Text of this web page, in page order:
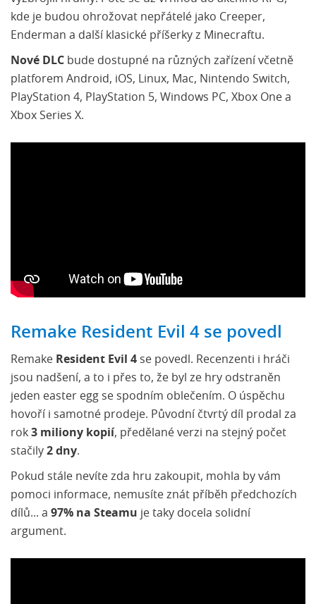
kde je budou ohrožovat nepřátelé jako Creeper,
Enderman a další klasické příšerky z Minecraftu.
Nové DLC bude dostupné na různých zařízení včetně
platforem Android, iOS, Linux, Mac, Nintendo Switch,
PlayStation 4, PlayStation 5, Windows PC, Xbox One a
Xbox Series X.
Remake Resident Evil 4 se povedl
Remake Resident Evil 4 se povedl. Recenzenti i hráči
jsou nadšení, a to i přes to, že byl ze hry odstraněn
jeden easter egg se spodním oblečením. O úspěchu
hovoří i samotné prodeje. Původní čtvrtý díl prodal za
rok 3 miliony kopií, předělané verzi na stejný počet
stačily 2 dny.
Pokud stále nevíte zda hru zakoupit, mohla by vám
pomoci informace, nemusíte znát příběh předchozích
dílů... a 97% na Steamu je taky docela solidní
argument.